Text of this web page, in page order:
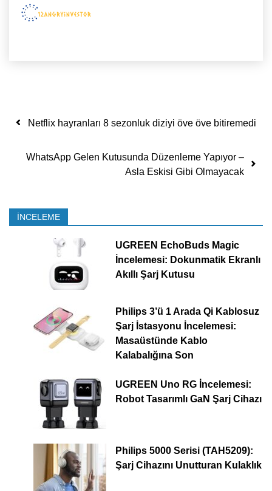
Yazı dolaşımı
Netflix hayranları 8 sezonluk diziyi öve öve bitiremedi
WhatsApp Gelen Kutusunda Düzenleme Yapıyor –
Asla Eskisi Gibi Olmayacak
İNCELEME
UGREEN EchoBuds Magic
İncelemesi: Dokunmatik Ekranlı
Akıllı Şarj Kutusu
Philips 3’ü 1 Arada Qi Kablosuz
Şarj İstasyonu İncelemesi:
Masaüstünde Kablo
Kalabalığına Son
UGREEN Uno RG İncelemesi:
Robot Tasarımlı GaN Şarj Cihazı
Philips 5000 Serisi (TAH5209):
Şarj Cihazını Unutturan Kulaklık